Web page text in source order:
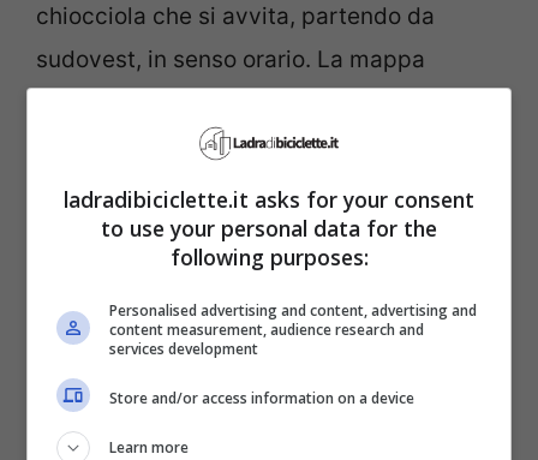
chiocciola che si avvita, partendo da
sudovest, in senso orario. La mappa
mi è stata fornita dal Museo della Scienza
e della Tecnologia Leonardo da Vinci.
Claudio Giorgione, curatore del
dipartimento Leonardo Arte e Scienza, mi
ha spiegato che i luoghi leonardiani a
Milano e negli immediati dintorni sono di 4
tipologie:
ladradibiciclette.it asks for your consent
to use your personal data for the
following purposes:
Personalised advertising and content, advertising and
content measurement, audience research and
services development
Store and/or access information on a device
Learn more